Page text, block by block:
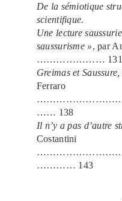
De la sémiotique
scientifique.
Une lecture
saussurisme », par
………………… 131
Greimas et
Ferraro
…… 138
Il n’y a pas d’autre
Costantini
………… 143